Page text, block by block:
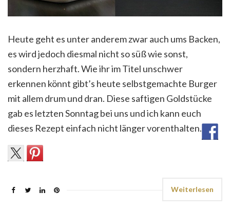
Heute geht es unter anderem zwar auch ums Backen,
es wird jedoch diesmal nicht so süß wie sonst,
sondern herzhaft. Wie ihr im Titel unschwer
erkennen könnt gibt’s heute selbstgemachte Burger
mit allem drum und dran. Diese saftigen Goldstücke
gab es letzten Sonntag bei uns und ich kann euch
dieses Rezept einfach nicht länger vorenthalten.
Weiterlesen